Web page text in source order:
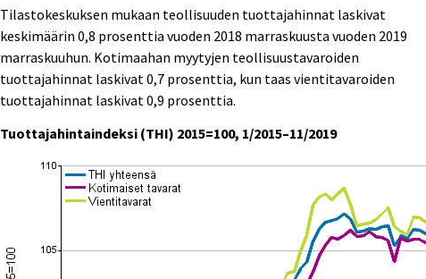
Tilastokeskuksen mukaan teollisuuden tuottajahinnat laskivat
keskimäärin 0,8 prosenttia vuoden 2018 marraskuusta vuoden 2019
marraskuuhun. Kotimaahan myytyjen teollisuustavaroiden
tuottajahinnat laskivat 0,7 prosenttia, kun taas vientitavaroiden
tuottajahinnat laskivat 0,9 prosenttia.
Tuottajahintaindeksi (THI) 2015=100, 1/2015–11/2019